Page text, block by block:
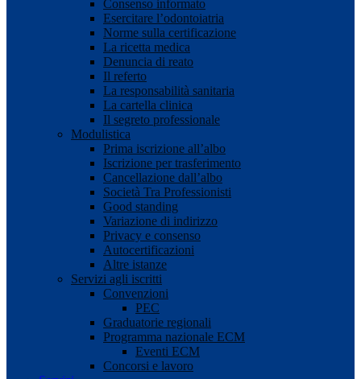
Consenso informato
Esercitare l’odontoiatria
Norme sulla certificazione
La ricetta medica
Denuncia di reato
Il referto
La responsabilità sanitaria
La cartella clinica
Il segreto professionale
Modulistica
Prima iscrizione all’albo
Iscrizione per trasferimento
Cancellazione dall’albo
Società Tra Professionisti
Good standing
Variazione di indirizzo
Privacy e consenso
Autocertificazioni
Altre istanze
Servizi agli iscritti
Convenzioni
PEC
Graduatorie regionali
Programma nazionale ECM
Eventi ECM
Concorsi e lavoro